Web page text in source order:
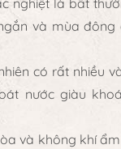
nghiệt là bất
và mùa
có rất nhiều
nước giàu
và không khí